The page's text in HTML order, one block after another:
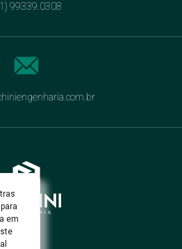
em
99339.0308